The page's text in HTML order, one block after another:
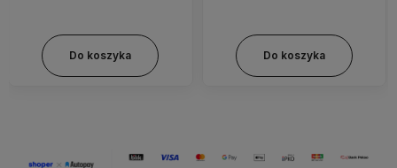
Do koszyka Do koszyka